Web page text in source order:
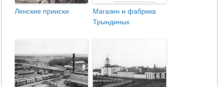
Ленские прииски
Магазин и фабрика
Трындиных